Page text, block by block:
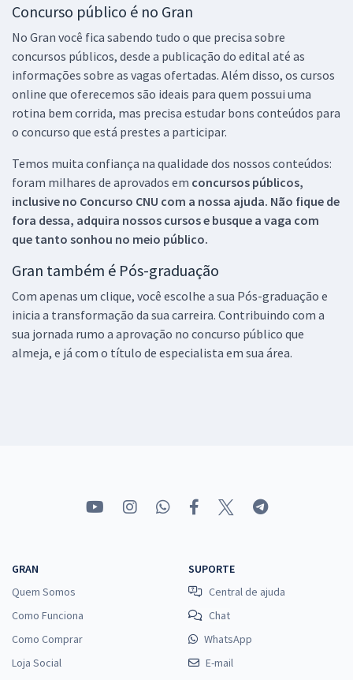
Concurso público é no Gran
No Gran você fica sabendo tudo o que precisa sobre
concursos públicos, desde a publicação do edital até as
informações sobre as vagas ofertadas. Além disso, os cursos
online que oferecemos são ideais para quem possui uma
rotina bem corrida, mas precisa estudar bons conteúdos para
o concurso que está prestes a participar.
Temos muita confiança na qualidade dos nossos conteúdos:
foram milhares de aprovados em concursos públicos,
inclusive no Concurso CNU com a nossa ajuda. Não fique de
fora dessa, adquira nossos cursos e busque a vaga com
que tanto sonhou no meio público.
Gran também é Pós-graduação
Com apenas um clique, você escolhe a sua Pós-graduação e
inicia a transformação da sua carreira. Contribuindo com a
sua jornada rumo a aprovação no concurso público que
almeja, e já com o título de especialista em sua área.
GRAN
Quem Somos
Como Funciona
Como Comprar
Loja Social
SUPORTE
Central de ajuda
Chat
WhatsApp
E-mail